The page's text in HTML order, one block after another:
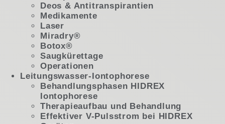
Deos & Antitranspirantien
Medikamente
Laser
Miradry®
Botox®
Saugkürettage
Operationen
Leitungswasser-Iontophorese
Behandlungsphasen HIDREX
Iontophorese
Therapieaufbau und Behandlung
Effektiver V-Pulsstrom bei HIDREX